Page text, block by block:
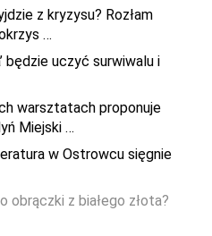
z kryzysu? Rozłam
…
będzie uczyć surwiwalu i
warsztatach proponuje
Miejski …
w Ostrowcu sięgnie
obrączki z białego złota?